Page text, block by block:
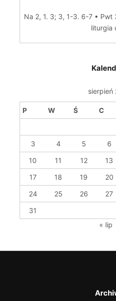
Na 2, 1. 3; 3, 1-3. 6-7 •
liturgia
sierpień
P W Ś C
3
4 5 6
10
11 12 13
17
18 19 20
24
25 26 27
31
« lip